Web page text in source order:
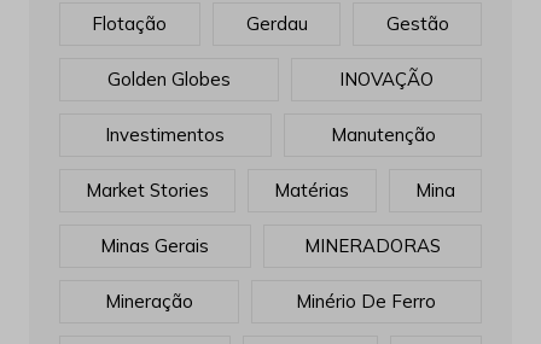
Flotação Gerdau Gestão
Golden Globes INOVAÇÃO
Investimentos Manutenção
Market Stories Matérias Mina
Minas Gerais MINERADORAS
Mineração Minério De Ferro